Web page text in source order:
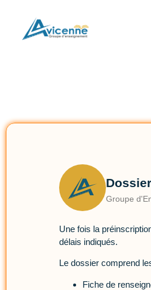
Groupe
Une fois la
délais indiqués.
Le dossier comprend
Fiche de